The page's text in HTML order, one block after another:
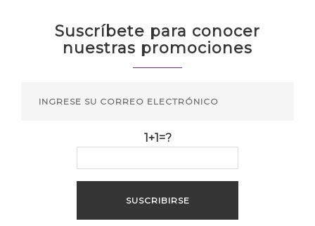
Suscríbete para conocer
nuestras promociones
1+1=?